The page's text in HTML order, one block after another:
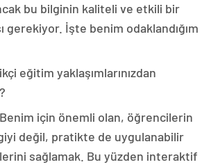
bu bilginin kaliteli ve etkili bir
gerekiyor. İşte benim odaklandığım
eğitim yaklaşımlarınızdan
Benim için önemli olan, öğrencilerin
değil, pratikte de uygulanabilir
sağlamak. Bu yüzden interaktif